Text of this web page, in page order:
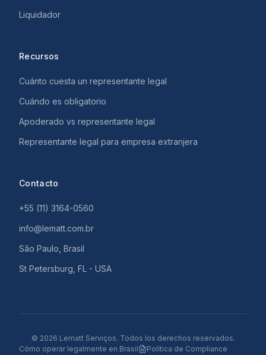
Liquidador
Recursos
Cuánto cuesta un representante legal
Cuándo es obligatorio
Apoderado vs representante legal
Representante legal para empresa extranjera
Contacto
+55 (11) 3164-0560
info@lematt.com.br
São Paulo, Brasil
St Petersburg, FL - USA
© 2026 Lematt Serviços. Todos los derechos reservados.
Cómo operar legalmente en Brasil
Política de Compliance